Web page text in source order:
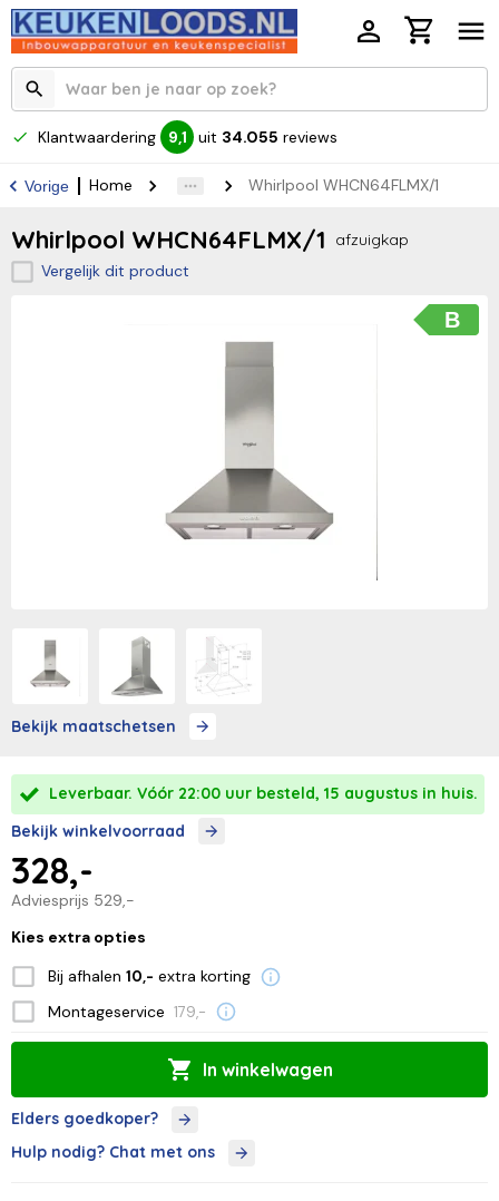
Klantwaardering 9,1 uit 34.055 reviews
Vorige Home Whirlpool WHCN64FLMX/1
Whirlpool WHCN64FLMX/1
afzuigkap
Vergelijk dit product
B
Bekijk maatschetsen
Leverbaar. Vóór 22:00 uur besteld, 15 augustus in huis.
Bekijk winkelvoorraad
Adviesprijs 529,-
328,-
Kies extra opties
Bij afhalen 10,- extra korting
Montageservice 179,-
In winkelwagen
Elders goedkoper?
Hulp nodig? Chat met ons